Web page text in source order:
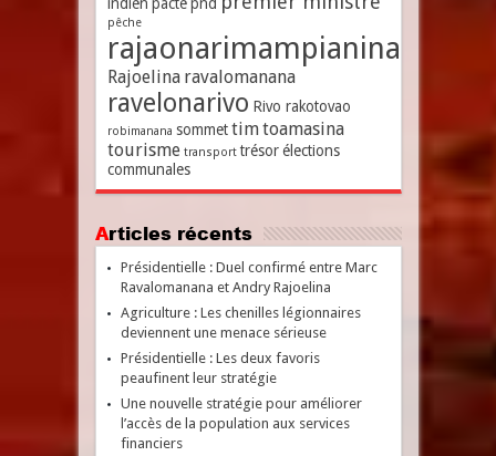
pêche
rajaonarimampianina
Rajoelina ravalomanana
ravelonarivo Rivo rakotovao
robimanana sommet timtoamasina
tourisme transport trésor élections
communales
Articles récents
Présidentielle : Duel confirmé entre Marc
Ravalomanana et Andry Rajoelina
Agriculture : Les chenilles légionnaires
deviennent une menace sérieuse
Présidentielle : Les deux favoris
peaufinent leur stratégie
Une nouvelle stratégie pour améliorer
l’accès de la population aux services
financiers